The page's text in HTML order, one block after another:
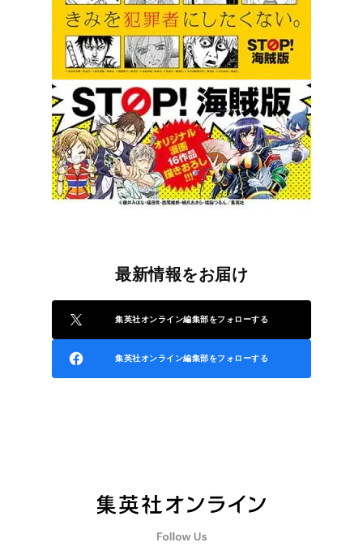
最新情報をお届け
集英社オンライン編集部をフォローする
集英社オンライン編集部をフォローする